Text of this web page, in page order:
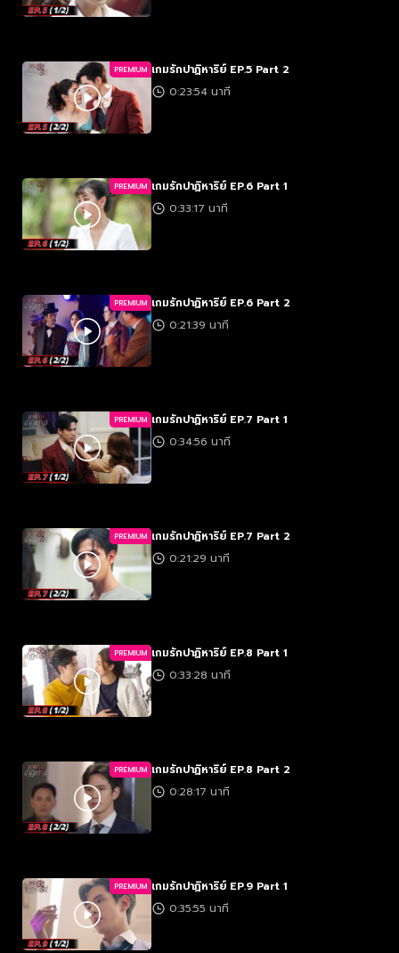
PREMIUM เกมรักปาฏิหาริย์ EP.5 Part 2
0:23:54 นาที
PREMIUM เกมรักปาฏิหาริย์ EP.6 Part 1
0:33:17 นาที
PREMIUM เกมรักปาฏิหาริย์ EP.6 Part 2
0:21:39 นาที
PREMIUM เกมรักปาฏิหาริย์ EP.7 Part 1
0:34:56 นาที
PREMIUM เกมรักปาฏิหาริย์ EP.7 Part 2
0:21:29 นาที
PREMIUM เกมรักปาฏิหาริย์ EP.8 Part 1
0:33:28 นาที
PREMIUM เกมรักปาฏิหาริย์ EP.8 Part 2
0:28:17 นาที
PREMIUM เกมรักปาฏิหาริย์ EP.9 Part 1
0:35:55 นาที